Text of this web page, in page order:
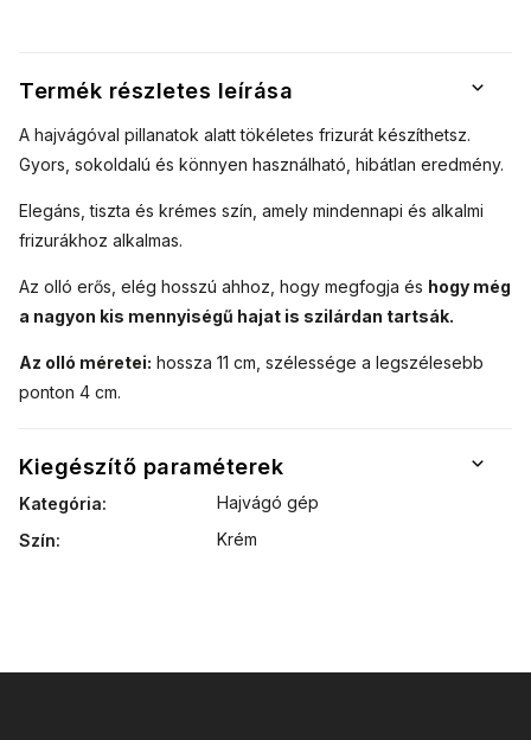
Termék részletes leírása
A hajvágóval pillanatok alatt tökéletes frizurát készíthetsz.
Gyors, sokoldalú és könnyen használható, hibátlan eredmény.
Elegáns, tiszta és krémes szín, amely mindennapi és alkalmi
frizurákhoz alkalmas.
Az olló erős, elég hosszú ahhoz, hogy megfogja és hogy még
a nagyon kis mennyiségű hajat is szilárdan tartsák.
Az olló méretei: hossza 11 cm, szélessége a legszélesebb
ponton 4 cm.
Kiegészítő paraméterek
Kategória:
Hajvágó gép
Szín: Krém